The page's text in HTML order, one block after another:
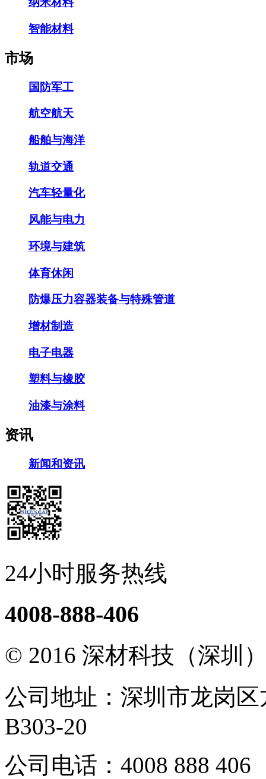
智能材料
市场
国防军工
航空航天
船舶与海洋
轨道交通
汽车轻量化
风能与电力
环境与建筑
体育休闲
防爆压力容器装备与特殊管道
增材制造
电子电器
塑料与橡胶
油漆与涂料
资讯
新闻和资讯
24小时服务热线
4008-888-406
© 2016 深材科技（深圳
公司地址：深圳市龙岗
B303-20
公司电话：4008 888 406